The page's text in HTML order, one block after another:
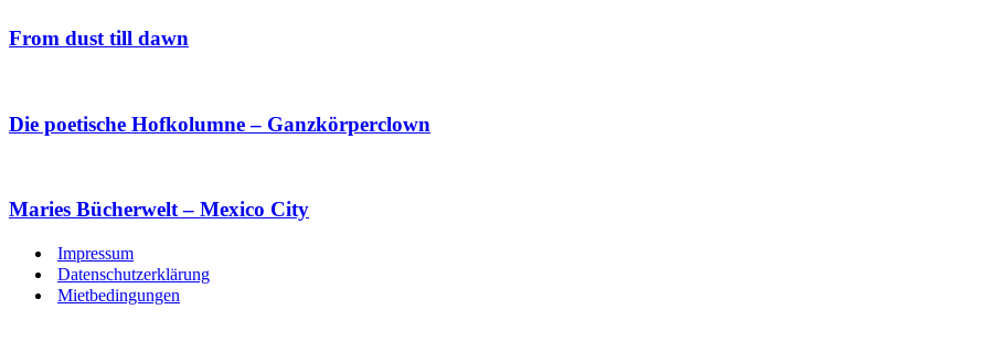
From dust till dawn
Die poetische Hofkolumne – Ganzkörperclown
Maries Bücherwelt – Mexico City
Impressum
Datenschutzerklärung
Mietbedingungen